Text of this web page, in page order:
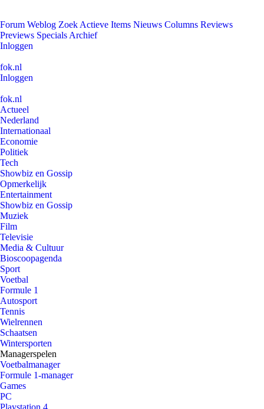
Forum Weblog Zoek Actieve Items Nieuws Columns Reviews
Previews Specials Archief
Inloggen
fok.nl
Inloggen
fok.nl
Actueel
Nederland
Internationaal
Economie
Politiek
Tech
Showbiz en Gossip
Opmerkelijk
Entertainment
Showbiz en Gossip
Muziek
Film
Televisie
Media & Cultuur
Bioscoopagenda
Sport
Voetbal
Formule 1
Autosport
Tennis
Wielrennen
Schaatsen
Wintersporten
Managerspelen
Voetbalmanager
Formule 1-manager
Games
PC
Playstation 4